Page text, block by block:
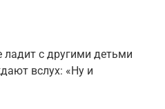
ладит с другими детьми
вслух: «Ну и